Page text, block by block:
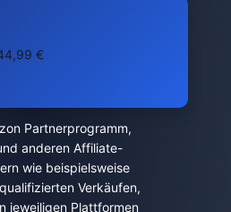
€
Partnerprogramm,
anderen Affiliate-
wie beispielsweise
Verkäufen,
jeweiligen Plattformen